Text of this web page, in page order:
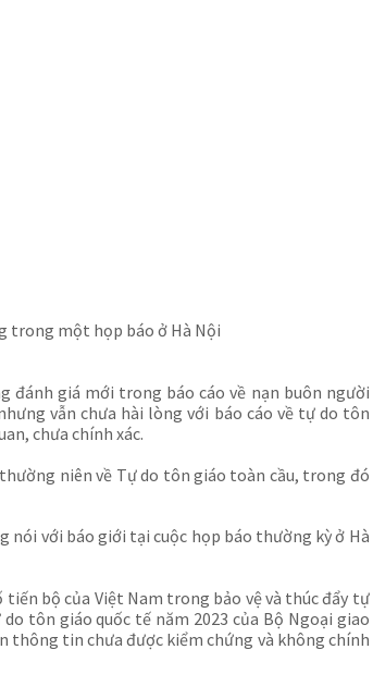
trong một họp báo ở Hà Nội
đánh giá mới trong báo cáo về nạn buôn người
vẫn chưa hài lòng với báo cáo về tự do tôn
chưa chính xác.
thường niên về Tự do tôn giáo toàn cầu, trong đó
nói với báo giới tại cuộc họp báo thường kỳ ở Hà
bộ của Việt Nam trong bảo vệ và thúc đẩy tự
tôn giáo quốc tế năm 2023 của Bộ Ngoại giao
thông tin chưa được kiểm chứng và không chính